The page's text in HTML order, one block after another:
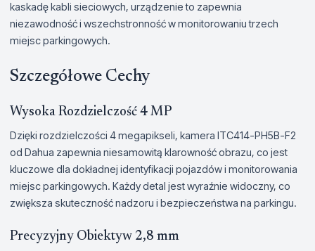
kaskadę kabli sieciowych, urządzenie to zapewnia
niezawodność i wszechstronność w monitorowaniu trzech
miejsc parkingowych.
Szczegółowe Cechy
Wysoka Rozdzielczość 4 MP
Dzięki rozdzielczości 4 megapikseli, kamera ITC414-PH5B-F2
od Dahua zapewnia niesamowitą klarowność obrazu, co jest
kluczowe dla dokładnej identyfikacji pojazdów i monitorowania
miejsc parkingowych. Każdy detal jest wyraźnie widoczny, co
zwiększa skuteczność nadzoru i bezpieczeństwa na parkingu.
Precyzyjny Obiektyw 2,8 mm